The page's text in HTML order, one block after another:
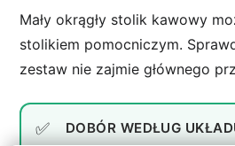
Mały okrągły stolik kawowy
stolikiem pomocniczym.
zestaw nie zajmie głównego
DOBÓR WEDŁUG